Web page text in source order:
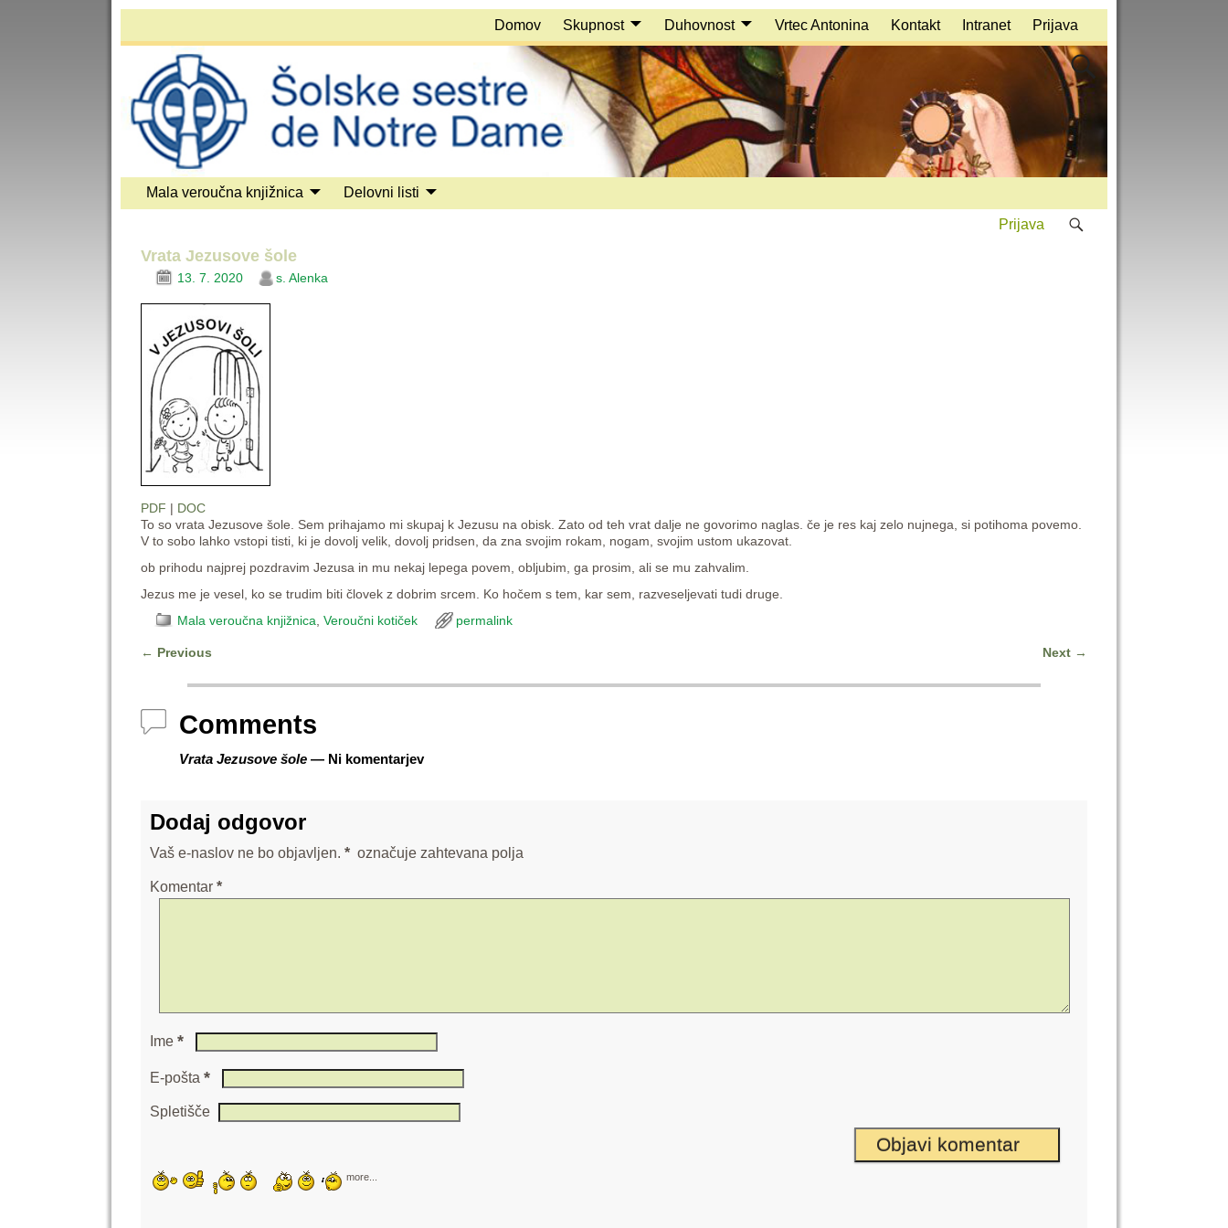
Domov Skupnost Duhovnost Vrtec Antonina Kontakt Intranet Prijava
Mala veroučna knjižnica Delovni listi
Prijava
Vrata Jezusove šole
13. 7. 2020 s. Alenka
PDF | DOC
To so vrata Jezusove šole. Sem prihajamo mi skupaj k Jezusu na obisk. Zato od teh vrat dalje ne govorimo naglas. če je res kaj zelo nujnega, si potihoma povemo.
V to sobo lahko vstopi tisti, ki je dovolj velik, dovolj pridsen, da zna svojim rokam, nogam, svojim ustom ukazovat.
ob prihodu najprej pozdravim Jezusa in mu nekaj lepega povem, obljubim, ga prosim, ali se mu zahvalim.
Jezus me je vesel, ko se trudim biti človek z dobrim srcem. Ko hočem s tem, kar sem, razveseljevati tudi druge.
Mala veroučna knjižnica Veroučni kotiček permalink
← Previous Next →
Comments
Vrata Jezusove šole— Ni komentarjev
Dodaj odgovor
Vaš e-naslov ne bo objavljen. * označuje zahtevana polja
Komentar *
Ime *
E-pošta *
Spletišče
more...